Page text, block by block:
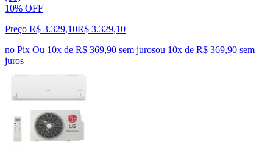
10% OFF
Preço R$ 3.329,10R$ 3.329,10
no Pix Ou 10x de R$ 369,90 sem jurosou 10x de R$ 369,90 sem
juros